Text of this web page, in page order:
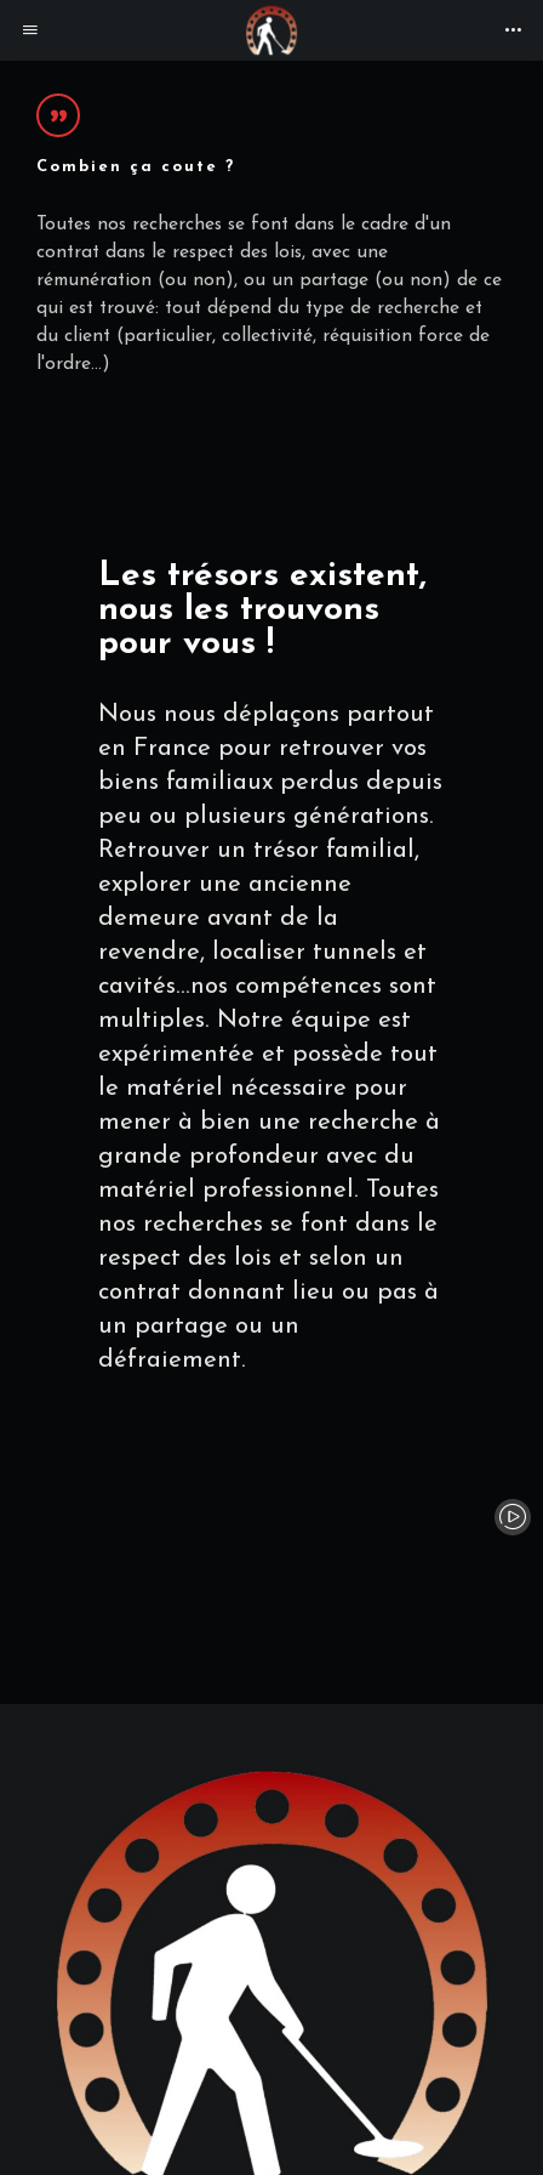
Combien ça coute ?
Toutes nos recherches se font dans le cadre d'un
contrat dans le respect des lois, avec une
rémunération (ou non), ou un partage (ou non) de ce
qui est trouvé: tout dépend du type de recherche et
du client (particulier, collectivité, réquisition force de
l'ordre...)
Les trésors existent,
nous les trouvons
pour vous !
Nous nous déplaçons partout
en France pour retrouver vos
biens familiaux perdus depuis
peu ou plusieurs générations.
Retrouver un trésor familial,
explorer une ancienne
demeure avant de la
revendre, localiser tunnels et
cavités...nos compétences sont
multiples. Notre équipe est
expérimentée et possède tout
le matériel nécessaire pour
mener à bien une recherche à
grande profondeur avec du
matériel professionnel. Toutes
nos recherches se font dans le
respect des lois et selon un
contrat donnant lieu ou pas à
un partage ou un
défraiement.